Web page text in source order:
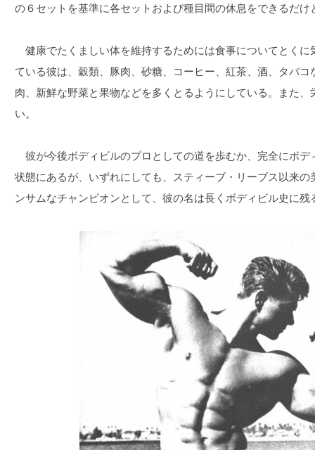
の６セットを基準に各セットおよび種目間の休息をできるだ
健康でたくましい体を維持するためには食事についてとくに
ている彼は、穀類、豚肉、砂糖、コーヒー、紅茶、酒、タバ
肉、新鮮な野菜と果物などを多くとるようにしている。また
い。
彼が今後ボディビルのプロとしての道を歩むか、完全にボデ
状態にあるが、いずれにしても、スティーブ・リーブス以来
ンサムなチャンピオンとして、彼の名は長くボディビル史に残